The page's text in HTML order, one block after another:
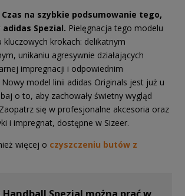
Czas na szybkie podsumowanie tego,
Spezial. Pielęgnacja tego modelu
kluczowych krokach: delikatnym
unikaniu agresywnie działających
impregnacji i odpowiednim
model linii adidas Originals jest już u
o to, aby zachowały świetny wygląd
się w profesjonalne akcesoria oraz
i impregnat, dostępne w Sizeer.
więcej o czyszczeniu butów z